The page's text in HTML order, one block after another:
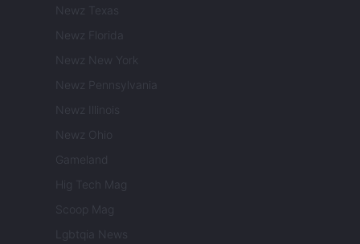
Newz Texas
Newz Florida
Newz New York
Newz Pennsylvania
Newz Illinois
Newz Ohio
Gameland
Hig Tech Mag
Scoop Mag
Lgbtqia News